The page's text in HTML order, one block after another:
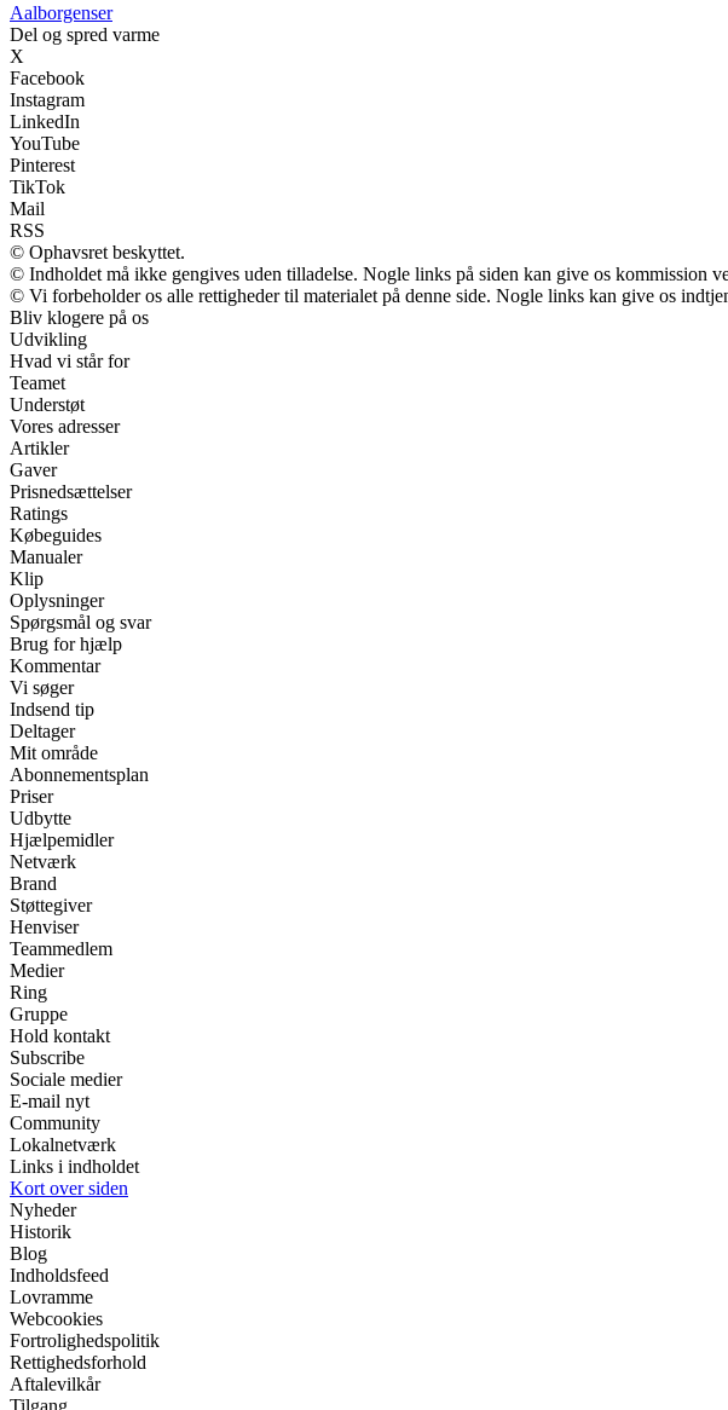
Aalborgenser
Del og spred varme
X
Facebook
Instagram
LinkedIn
YouTube
Pinterest
TikTok
Mail
RSS
© Ophavsret beskyttet.
© Indholdet må ikke gengives uden tilladelse. Nogle links på siden kan give os kommission
© Vi forbeholder os alle rettigheder til materialet på denne side. Nogle links kan give os
Bliv klogere på os
Udvikling
Hvad vi står for
Teamet
Understøt
Vores adresser
Artikler
Gaver
Prisnedsættelser
Ratings
Købeguides
Manualer
Klip
Oplysninger
Spørgsmål og svar
Brug for hjælp
Kommentar
Vi søger
Indsend tip
Deltager
Mit område
Abonnementsplan
Priser
Udbytte
Hjælpemidler
Netværk
Brand
Støttegiver
Henviser
Teammedlem
Medier
Ring
Gruppe
Hold kontakt
Subscribe
Sociale medier
E-mail nyt
Community
Lokalnetværk
Links i indholdet
Kort over siden
Nyheder
Historik
Blog
Indholdsfeed
Lovramme
Webcookies
Fortrolighedspolitik
Rettighedsforhold
Aftalevilkår
Tilgang